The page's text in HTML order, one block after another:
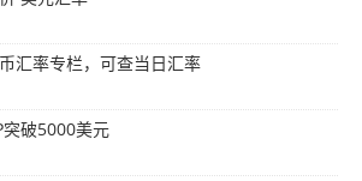
汇率专栏，可查当日汇率
破5000美元